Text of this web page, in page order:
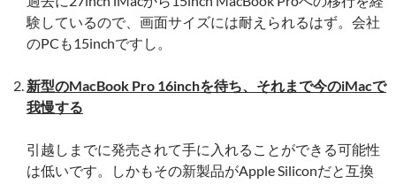
験しているので、画面サイズには耐えられるはず。会社
のPCも15inchですし。
新型のMacBook Pro 16inchを待ち、それまで今のiMacで
我慢する
引越しまでに発売されて手に入れることができる可能性
は低いです。しかもその新製品がApple Siliconだと互換